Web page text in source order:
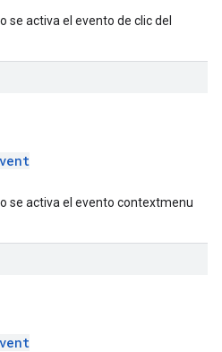
se activa el evento de clic del
se activa el evento contextmenu